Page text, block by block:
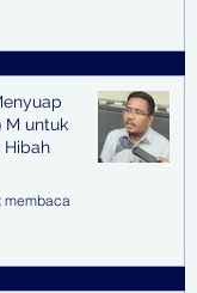
M untuk
Hibah
membaca